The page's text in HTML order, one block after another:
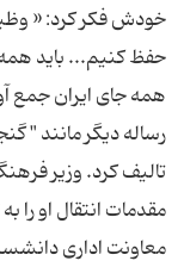
خودش فکر کرد: «
حفظ کنیم... باید همه
همه جای ایران جمع
رساله دیگر مانند "
تالیف کرد. وزیر
معاونت اداری